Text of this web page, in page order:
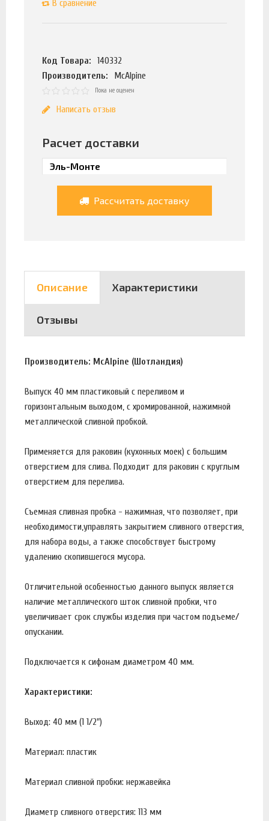
В сравнение
Код Товара:
140332
Производитель:
McAlpine
Пока не оценен
Написать отзыв
Расчет доставки
Рассчитать доставку
Описание Характеристики
Отзывы
Производитель: McAlpine (Шотландия)
Выпуск 40 мм пластиковый с переливом и
горизонтальным выходом, с хромированной, нажимной
металлической сливной пробкой.
Применяется для раковин (кухонных моек) с большим
отверстием для слива. Подходит для раковин с круглым
отверстием для перелива.
Съемная сливная пробка - нажимная, что позволяет, при
необходимости,управлять закрытием сливного отверстия,
для набора воды, а также способствует быстрому
удалению скопившегося мусора.
Отличительной особенностью данного выпуск является
наличие металлического шток сливной пробки, что
увеличивает срок службы изделия при частом подъеме/
опускании.
Подключается к сифонам диаметром 40 мм.
Характеристики:
Выход: 40 мм (1 1/2")
Материал: пластик
Материал сливной пробки: нержавейка
Диаметр сливного отверстия: 113 мм